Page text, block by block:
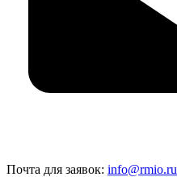
Почта для заявок: info@rmio.ru